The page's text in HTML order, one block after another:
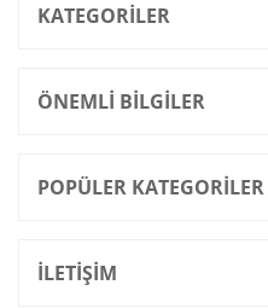
KATEGORİLER
ÖNEMLİ BİLGİLER
POPÜLER KATEGORİLER
İLETİŞİM